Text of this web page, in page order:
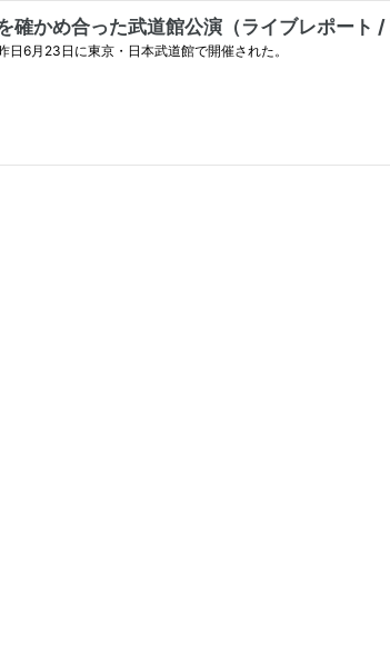
確かめ合った武道館公演（ライブレポート
6月23日に東京・日本武道館で開催された。